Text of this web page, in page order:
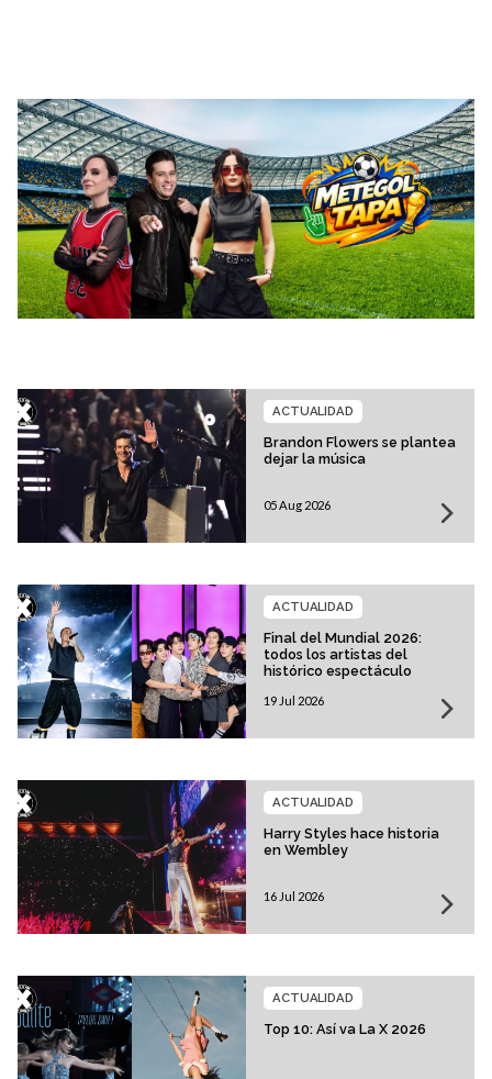
Brandon Flowers se plantea
dejar la música
ACTUALIDAD
05 Aug 2026
Final del Mundial 2026:
todos los artistas del
histórico espectáculo
ACTUALIDAD
19 Jul 2026
Harry Styles hace historia
en Wembley
ACTUALIDAD
16 Jul 2026
Top 10: Así va La X 2026
ACTUALIDAD